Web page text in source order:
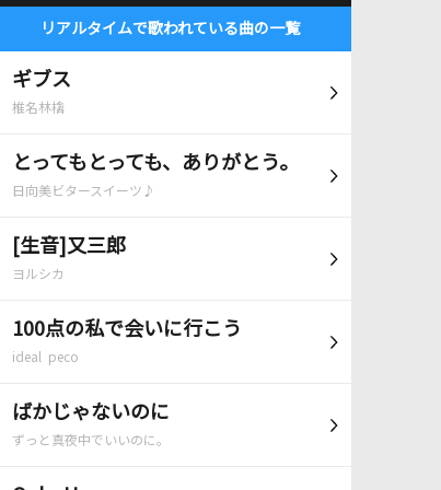
リアルタイムで歌われている曲の一覧
ギブス
椎名林檎
とってもとっても、ありがとう。
日向美ビタースイーツ♪
[生音]又三郎
ヨルシカ
100点の私で会いに行こう
ideal peco
ばかじゃないのに
ずっと真夜中でいいのに。